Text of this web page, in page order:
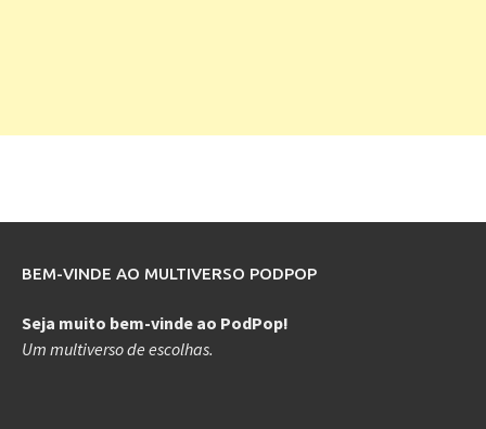
BEM-VINDE AO MULTIVERSO PODPOP
Seja muito bem-vinde ao PodPop!
Um multiverso de escolhas.